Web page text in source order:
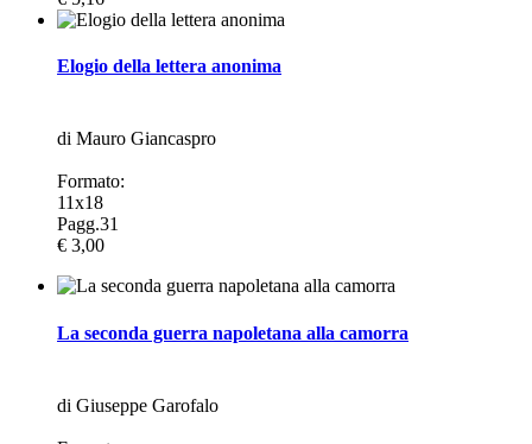
Elogio della lettera anonima
di Mauro Giancaspro
Formato:
11x18
Pagg.31
€ 3,00
La seconda guerra napoletana alla camorra
di Giuseppe Garofalo